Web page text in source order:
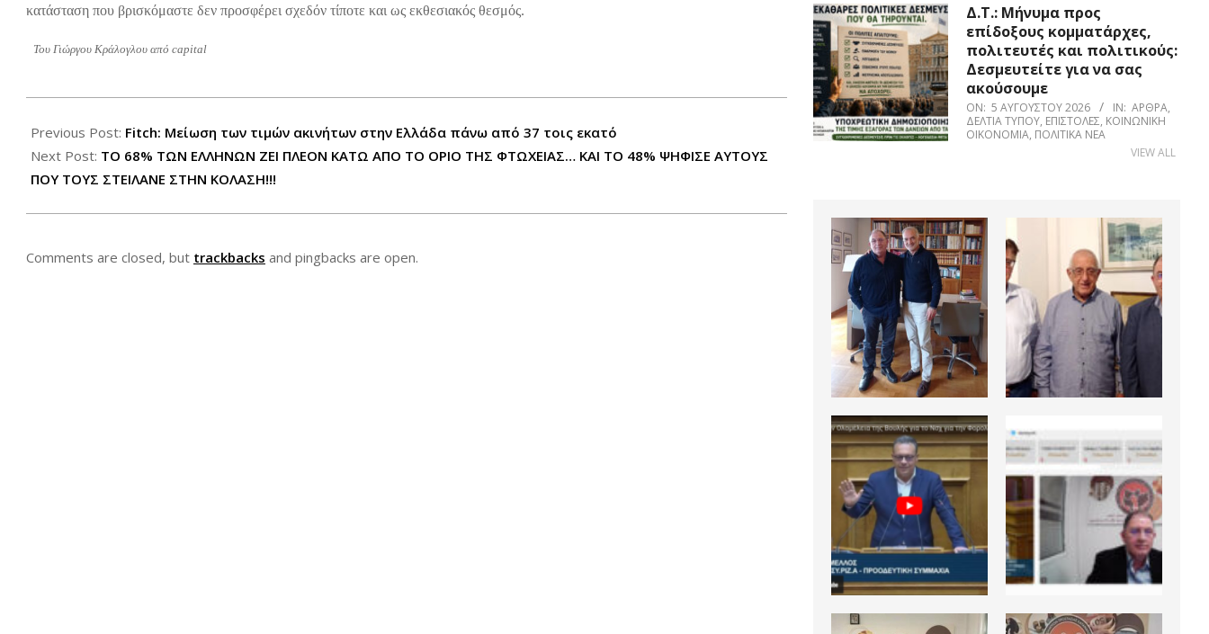
κατάσταση που βρισκόμαστε δεν προσφέρει σχεδόν τίποτε και ως εκθεσιακός θεσμός.
Του Γιώργου Κράλογλου από capital
08-
14
Previous Post: Fitch: Μείωση των τιμών ακινήτων στην Ελλάδα πάνω από 37 τοις εκατό
Next Post: ΤΟ 68% ΤΩΝ ΕΛΛΗΝΩΝ ΖΕΙ ΠΛΕΟΝ ΚΑΤΩ ΑΠΟ ΤΟ ΟΡΙΟ ΤΗΣ ΦΤΩΧΕΙΑΣ… ΚΑΙ ΤΟ 48% ΨΗΦΙΣΕ ΑΥΤΟΥΣ
ΠΟΥ ΤΟΥΣ ΣΤΕΙΛΑΝΕ ΣΤΗΝ ΚΟΛΑΣΗ!!!
Comments are closed, but trackbacks and pingbacks are open.
Δ.Τ.: Μήνυμα προς
επίδοξους κομματάρχες,
πολιτευτές και πολιτικούς:
Δεσμευτείτε για να σας
ακούσουμε
ON: 5 ΑΥΓΟΎΣΤΟΥ 2026 IN: ΆΡΘΡΑ,
ΔΕΛΤΊΑ ΤΎΠΟΥ, ΕΠΙΣΤΟΛΈΣ, ΚΟΙΝΩΝΙΚΉ
ΟΙΚΟΝΟΜΊΑ, ΠΟΛΙΤΙΚΆ ΝΈΑ
VIEW ALL